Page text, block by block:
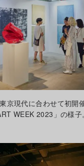
京現代に合わせて初開
WEEK 2023」の様